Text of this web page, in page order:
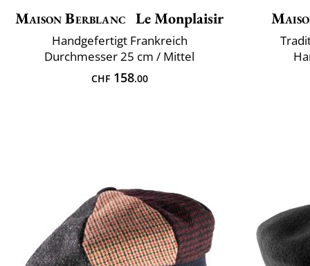
Maison Berblanc Le Monplaisir
Handgefertigt Frankreich
Durchmesser 25 cm / Mittel
CHF158.00